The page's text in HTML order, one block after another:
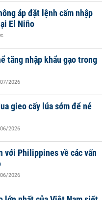
áp đặt lệnh cấm nhập
El Niño
tăng nhập khẩu gạo trong
2026
gieo cấy lúa sớm để né
2026
với Philippines về các vấn
2026